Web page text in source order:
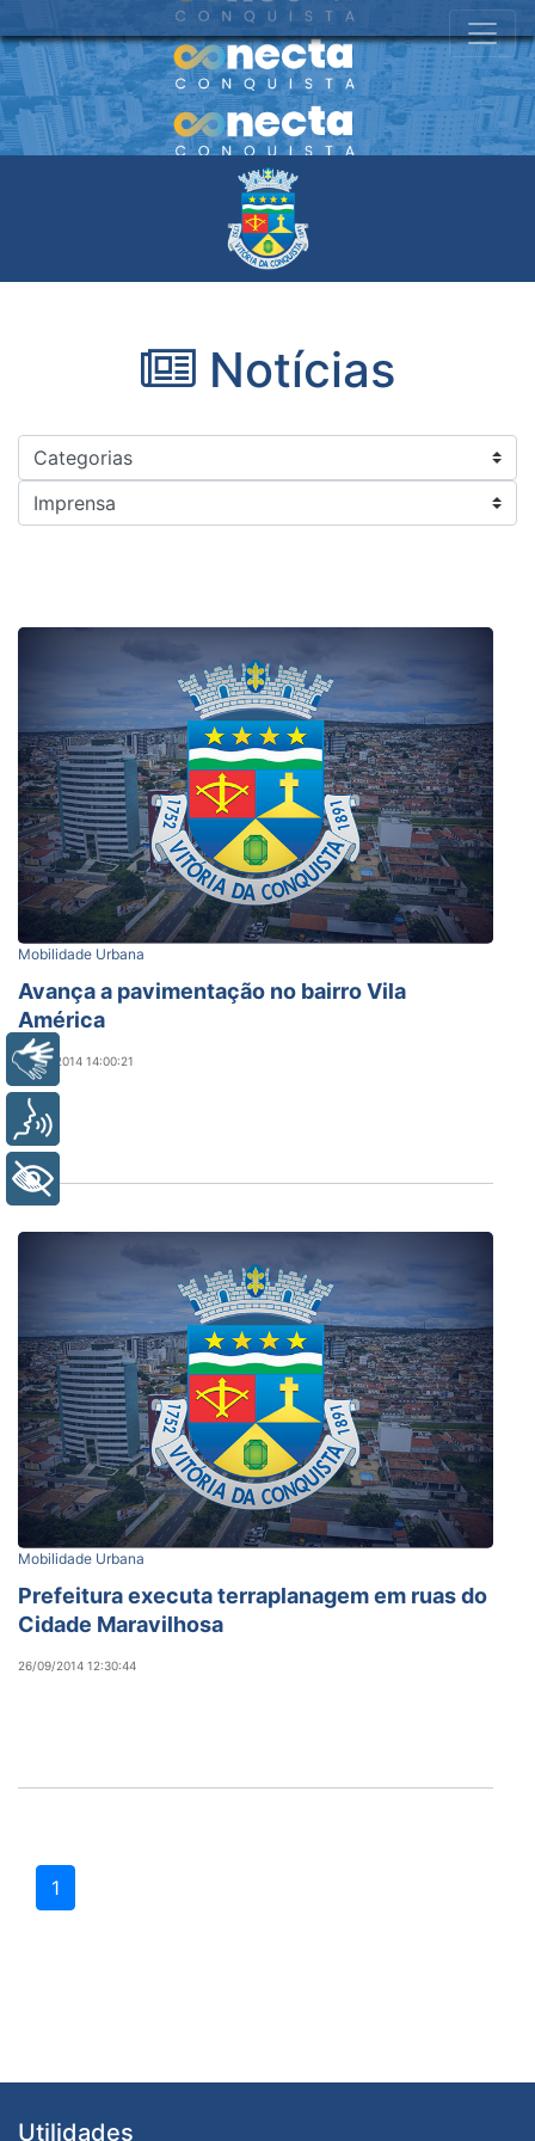
Notícias
Mobilidade Urbana
Avança a pavimentação no bairro Vila
América
02/10/2014 14:00:21
Mobilidade Urbana
Prefeitura executa terraplanagem em ruas do
Cidade Maravilhosa
26/09/2014 12:30:44
1
Utilidades
Libras
+ Acessibilidade